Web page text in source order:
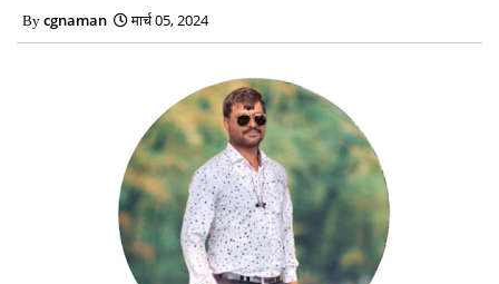
cgnaman मार्च 05, 2024